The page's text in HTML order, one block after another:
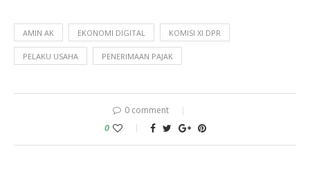
AMIN AK EKONOMI DIGITAL KOMISI XI DPR
PELAKU USAHA PENERIMAAN PAJAK
0 comment
0